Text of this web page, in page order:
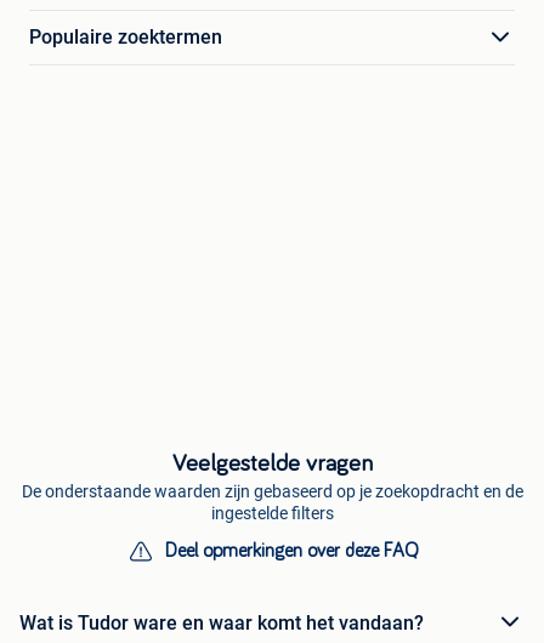
Populaire zoektermen
Veelgestelde vragen
De onderstaande waarden zijn gebaseerd op je zoekopdracht en de
ingestelde filters
Deel opmerkingen over deze FAQ
Wat is Tudor ware en waar komt het vandaan?